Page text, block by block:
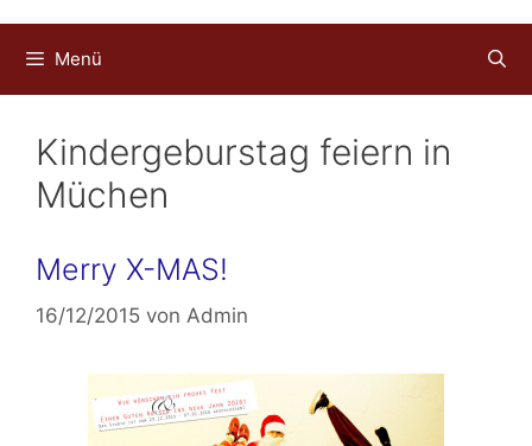
Menü
Kindergeburstag feiern in
Müchen
Merry X-MAS!
16/12/2015 von Admin